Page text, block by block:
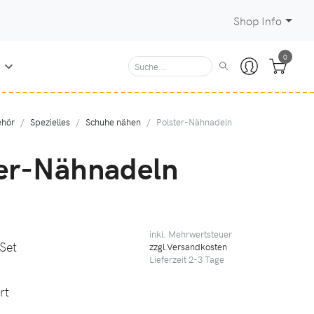
Shop Info
0
Spezielles Schuhe nähen Polster-Nähnadeln
Nähnadeln
inkl. Mehrwertsteuer
zzgl.Versandkosten
Lieferzeit 2-3Tage